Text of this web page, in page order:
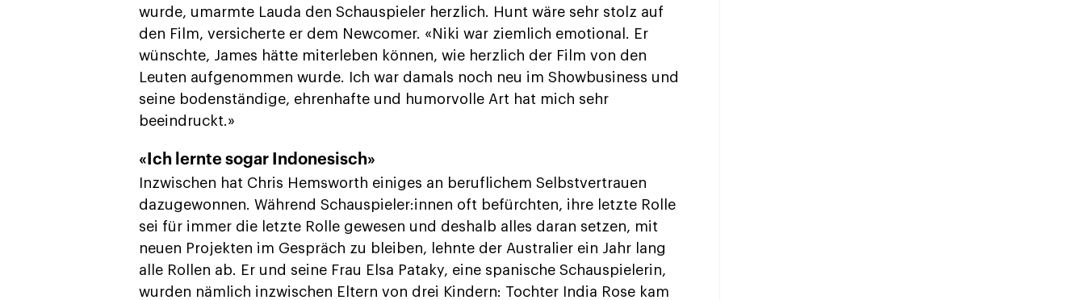
wurde, umarmte Lauda den Schauspieler herzlich. Hunt wäre sehr stolz auf
den Film, versicherte er dem Newcomer. «Niki war ziemlich emotional. Er
wünschte, James hätte miterleben können, wie herzlich der Film von den
Leuten aufgenommen wurde. Ich war damals noch neu im Showbusiness und
seine bodenständige, ehrenhafte und humorvolle Art hat mich sehr
beeindruckt.»
«Ich lernte sogar Indonesisch»
Inzwischen hat Chris Hemsworth einiges an beruflichem Selbstvertrauen
dazugewonnen. Während Schauspieler:innen oft befürchten, ihre letzte Rolle
sei für immer die letzte Rolle gewesen und deshalb alles daran setzen, mit
neuen Projekten im Gespräch zu bleiben, lehnte der Australier ein Jahr lang
alle Rollen ab. Er und seine Frau Elsa Pataky, eine spanische Schauspielerin,
wurden nämlich inzwischen Eltern von drei Kindern: Tochter India Rose kam